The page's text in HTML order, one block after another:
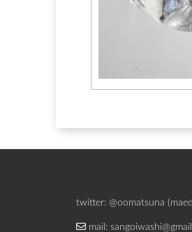
twitter: @oomatsuna
mail: